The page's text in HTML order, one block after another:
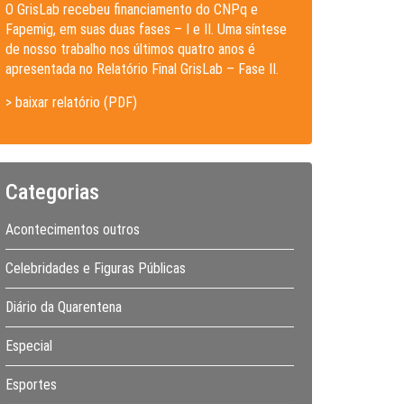
O GrisLab recebeu financiamento do CNPq e
Fapemig, em suas duas fases – I e II. Uma síntese
de nosso trabalho nos últimos quatro anos é
apresentada no Relatório Final GrisLab – Fase II.
> baixar relatório (PDF)
Categorias
Acontecimentos outros
Celebridades e Figuras Públicas
Diário da Quarentena
Especial
Esportes